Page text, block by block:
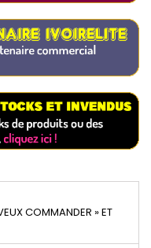
COMMANDER » ET